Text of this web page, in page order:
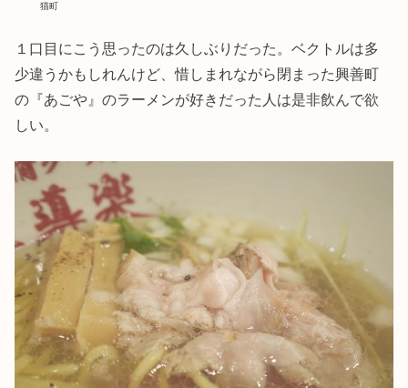
猫町
１口目にこう思ったのは久しぶりだった。ベクトルは多
少違うかもしれんけど、惜しまれながら閉まった興善町
の『あごや』のラーメンが好きだった人は是非飲んで欲
しい。